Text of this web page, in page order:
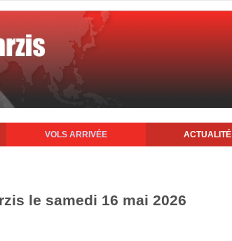
VOLS ARRIVÉE ACTUALITÉ
le samedi 16 mai 2026